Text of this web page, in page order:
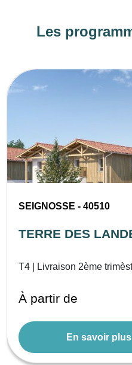
Les
SEIGNOSSE - 40510
TERRE DES
T4 | Livraison 2ème
À partir de
En savoir plus